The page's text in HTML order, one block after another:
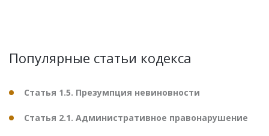
Популярные статьи кодекса
Статья 1.5. Презумпция невиновности
Статья 2.1. Административное правонарушение